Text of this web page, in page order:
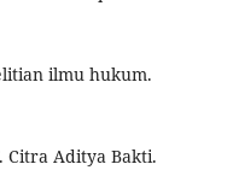
ilmu hukum.
Citra Aditya Bakti.